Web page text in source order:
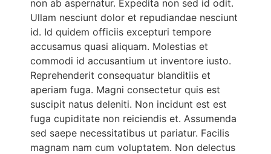
non ab aspernatur. Expedita non sed id odit.
Ullam nesciunt dolor et repudiandae nesciunt
id. Id quidem officiis excepturi tempore
accusamus quasi aliquam. Molestias et
commodi id accusantium ut inventore iusto.
Reprehenderit consequatur blanditiis et
aperiam fuga. Magni consectetur quis est
suscipit natus deleniti. Non incidunt est est
fuga cupiditate non reiciendis et. Assumenda
sed saepe necessitatibus ut pariatur. Facilis
magnam nam cum voluptatem. Non delectus